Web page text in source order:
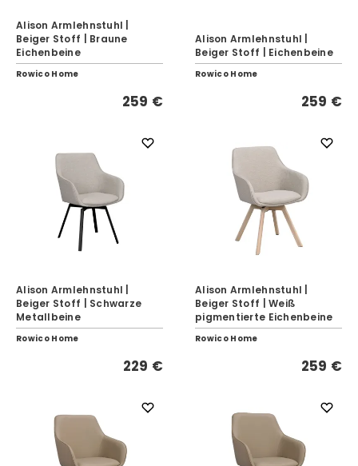
Alison Armlehnstuhl |
Beiger Stoff | Braune
Eichenbeine
Rowico Home
259 €
Alison Armlehnstuhl |
Beiger Stoff | Eichenbeine
Rowico Home
259 €
Alison Armlehnstuhl |
Beiger Stoff | Schwarze
Metallbeine
Rowico Home
229 €
Alison Armlehnstuhl |
Beiger Stoff | Weiß
pigmentierte Eichenbeine
Rowico Home
259 €